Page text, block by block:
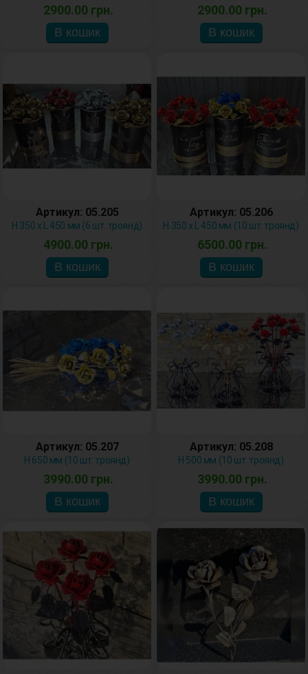
2900.00 грн. 2900.00 грн.
Артикул: 05.205
H 350 x L 450 мм (6 шт. троянд)
4900.00 грн.
Артикул: 05.206
H 350 x L 450 мм (10 шт. троянд)
6500.00 грн.
Артикул: 05.207
H 650 мм (10 шт. троянд)
3990.00 грн.
Артикул: 05.208
H 500 мм (10 шт. троянд)
3990.00 грн.